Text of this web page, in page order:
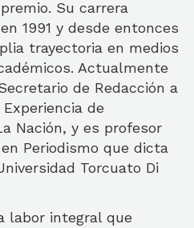
Su carrera
1991 y desde entonces
trayectoria en medios
Actualmente
de Redacción a
de
Nación, y es profesor
Periodismo que dicta
Torcuato Di
labor integral que